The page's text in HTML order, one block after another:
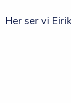
Her ser vi